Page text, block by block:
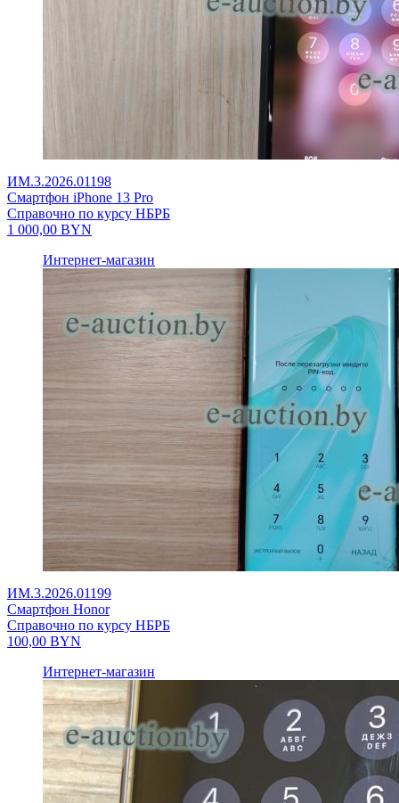
ИМ.3.2026.01198
Смартфон iPhone 13 Pro
Справочно по курсу НБРБ
1 000,00 BYN
Интернет-магазин
ИМ.3.2026.01199
Смартфон Honor
Справочно по курсу НБРБ
100,00 BYN
Интернет-магазин